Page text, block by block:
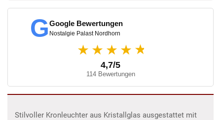
GGoogle Bewertungen
Nostalgie Palast Nordhorn
★★★★ ★
4,7/5
114 Bewertungen
Stilvoller Kronleuchter aus Kristallglas ausgestattet mit